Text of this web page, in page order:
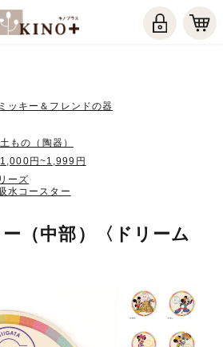
ッキー＆フレンドの器
土もの（陶器）
1,000円~1,999円
ーズ
水コースター
（中部）〈ドリーム